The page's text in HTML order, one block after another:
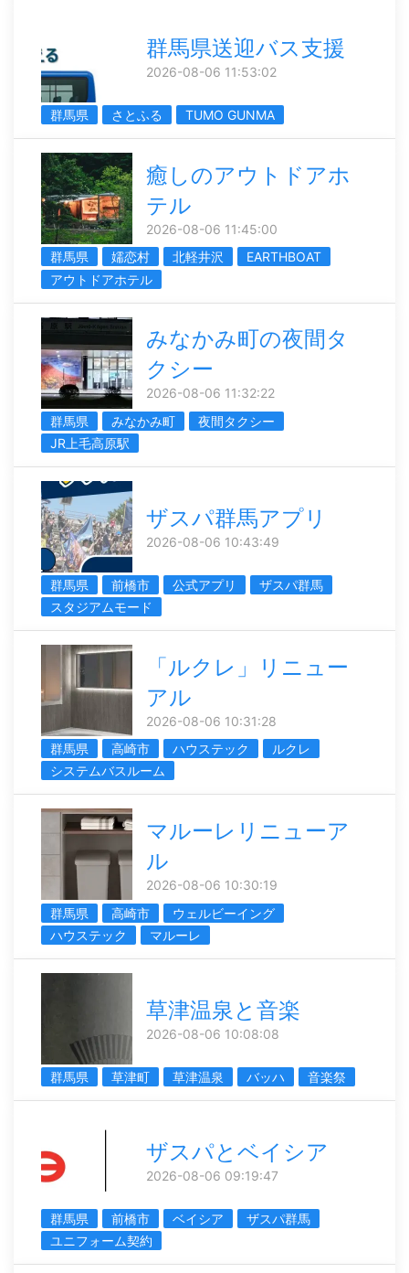
群馬県送迎バス支援
2026-08-06 11:53:02
群馬県 さとふる TUMO GUNMA
癒しのアウトドアホ
テル
2026-08-06 11:45:00
群馬県
嬬恋村 北軽井沢
EARTHBOAT
アウトドアホテル
みなかみ町の夜間タ
クシー
2026-08-06 11:32:22
群馬県
みなかみ町
夜間タクシー
JR上毛高原駅
ザスパ群馬アプリ
2026-08-06 10:43:49
群馬県 前橋市 公式アプリ
ザスパ群馬
スタジアムモード
「ルクレ」リニュー
アル
2026-08-06 10:31:28
群馬県
高崎市 ハウステック
ルクレ
システムバスルーム
マルーレリニューア
ル
2026-08-06 10:30:19
群馬県
高崎市
ウェルビーイング
ハウステック
マルーレ
草津温泉と音楽
2026-08-06 10:08:08
群馬県 草津町 草津温泉 バッハ 音楽祭
ザスパとベイシア
2026-08-06 09:19:47
群馬県 前橋市 ベイシア
ザスパ群馬
ユニフォーム契約